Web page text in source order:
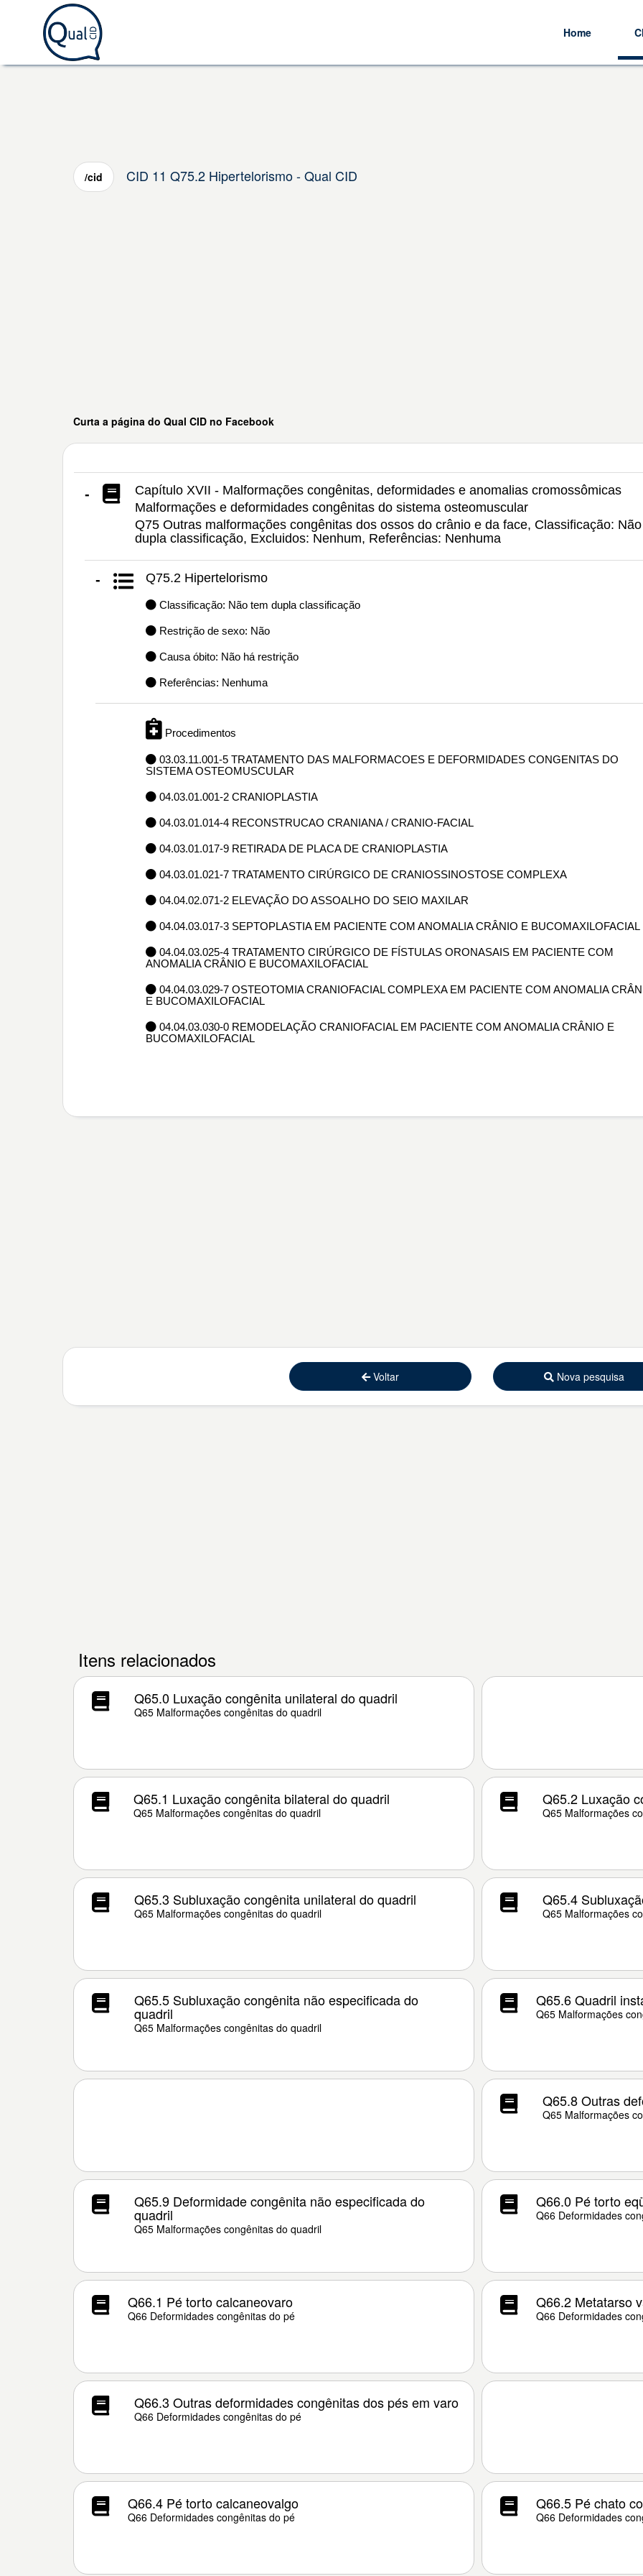
Home
/cid CID 11 Q75.2 Hipertelorismo - Qual CID
Curta a página do Qual CID no Facebook
-
Capítulo XVII - Malformações congênitas, deformidades e anomalias cromossômicas
Malformações e deformidades congênitas do sistema osteomuscular
Q75 Outras malformações congênitas dos ossos do crânio e da face, Classificação:
dupla classificação, Excluidos: Nenhum, Referências: Nenhuma
- Q75.2 Hipertelorismo
Classificação: Não tem dupla classificação
Restrição de sexo: Não
Causa óbito: Não há restrição
Referências: Nenhuma
Procedimentos
03.03.11.001-5 TRATAMENTO DAS MALFORMACOES E DEFORMIDADES CONGENITAS DO
SISTEMA OSTEOMUSCULAR
04.03.01.001-2 CRANIOPLASTIA
04.03.01.014-4 RECONSTRUCAO CRANIANA / CRANIO-FACIAL
04.03.01.017-9 RETIRADA DE PLACA DE CRANIOPLASTIA
04.03.01.021-7 TRATAMENTO CIRÚRGICO DE CRANIOSSINOSTOSE COMPLEXA
04.04.02.071-2 ELEVAÇÃO DO ASSOALHO DO SEIO MAXILAR
04.04.03.017-3 SEPTOPLASTIA EM PACIENTE COM ANOMALIA CRÂNIO E BUCOMAXILOFACIAL
04.04.03.025-4 TRATAMENTO CIRÚRGICO DE FÍSTULAS ORONASAIS EM PACIENTE COM
ANOMALIA CRÂNIO E BUCOMAXILOFACIAL
04.04.03.029-7 OSTEOTOMIA CRANIOFACIAL COMPLEXA EM PACIENTE COM ANOMALIA
E BUCOMAXILOFACIAL
04.04.03.030-0 REMODELAÇÃO CRANIOFACIAL EM PACIENTE COM ANOMALIA CRÂNIO E
BUCOMAXILOFACIAL
Voltar Nova pesquisa
Itens relacionados
Q65.0 Luxação congênita unilateral do quadril
Q65 Malformações congênitas do quadril
Q65.1 Luxação congênita bilateral do quadril
Q65 Malformações congênitas do quadril
Q65.2 Luxação
Q65 Malformações
Q65.3 Subluxação congênita unilateral do quadril
Q65 Malformações congênitas do quadril
Q65.4
Q65 Malformações
Q65.5 Subluxação congênita não especificada do
quadril
Q65 Malformações congênitas do quadril
Q65.6 Quadril
Q65 Malformações
Q65.8 Outras
Q65 Malformações
Q65.9 Deformidade congênita não especificada do
quadril
Q65 Malformações congênitas do quadril
Q66.0 Pé torto
Q66 Deformidades
Q66.1 Pé torto calcaneovaro
Q66 Deformidades congênitas do pé
Q66.2 Metatarso
Q66 Deformidades
Q66.3 Outras deformidades congênitas dos pés em varo
Q66 Deformidades congênitas do pé
Q66.4 Pé torto calcaneovalgo
Q66 Deformidades congênitas do pé
Q66.5 Pé chato
Q66 Deformidades